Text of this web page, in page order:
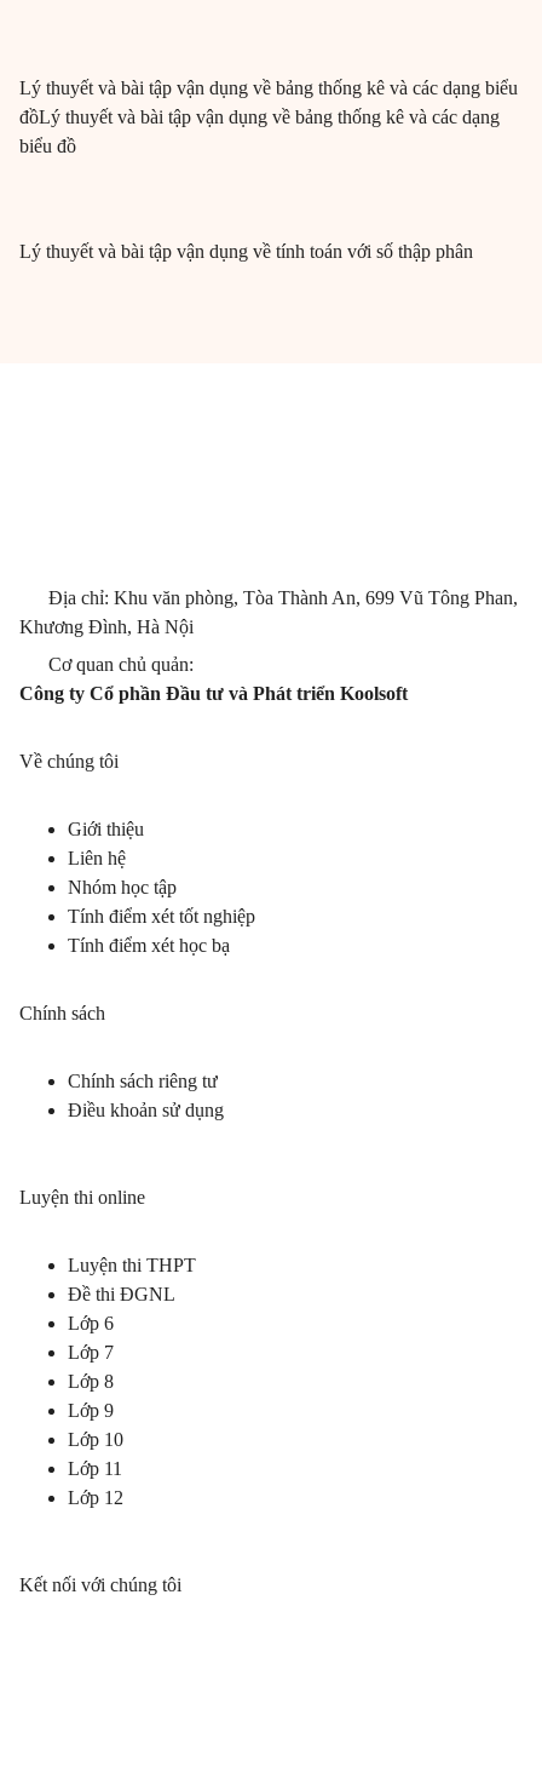
Lý thuyết và bài tập vận dụng về bảng thống kê và các dạng biểu
đồLý thuyết và bài tập vận dụng về bảng thống kê và các dạng
biểu đồ
Lý thuyết và bài tập vận dụng về tính toán với số thập phân
Địa chỉ: Khu văn phòng, Tòa Thành An, 699 Vũ Tông Phan,
Khương Đình, Hà Nội
Cơ quan chủ quản:
Công ty Cổ phần Đầu tư và Phát triển Koolsoft
Về chúng tôi
Giới thiệu
Liên hệ
Nhóm học tập
Tính điểm xét tốt nghiệp
Tính điểm xét học bạ
Chính sách
Chính sách riêng tư
Điều khoản sử dụng
Luyện thi online
Luyện thi THPT
Đề thi ĐGNL
Lớp 6
Lớp 7
Lớp 8
Lớp 9
Lớp 10
Lớp 11
Lớp 12
Kết nối với chúng tôi